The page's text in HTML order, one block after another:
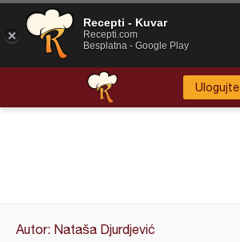
Autor: Nataša Djurdjević
Recepti - Kuvar
Recepti.com
Besplatna - Google Play